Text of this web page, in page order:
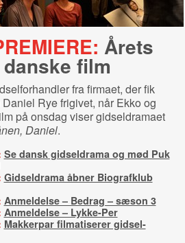
Årets
film
fra firmaet, der fik
Rye frigivet, når Ekko og
på onsdag viser gidseldramaet
Daniel.
Se dansk gidseldrama og mød Puk
Gidseldrama åbner Biografklub
Anmeldelse – Bedrag – sæson 3
Anmeldelse – Lykke-Per
Makkerpar filmatiserer gidsel-